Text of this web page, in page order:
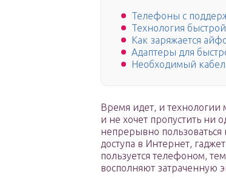
Телефоны с
Технология
Как заряжается
Адаптеры для
Необходимый
Время идет, и
и не хочет пропустить ни
непрерывно пользоваться
доступа в Интернет,
пользуется телефоном,
восполняют затраченную